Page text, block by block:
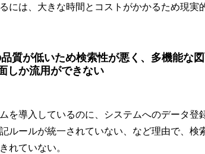
には、大きな時間とコストがかかるため現実
質が低いため検索性が悪く、多機能な
しか流用ができない
を導入しているのに、システムへのデータ登
ルールが統一されていない、など理由で、検
れていない。